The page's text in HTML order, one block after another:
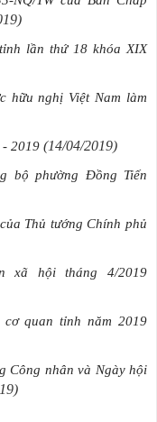
lần thứ 18 khóa XIX
hữu nghị Việt Nam làm
- 2019 (14/04/2019)
bộ phường Đồng Tiến
Thủ tướng Chính phủ
xã hội tháng 4/2019
quan tỉnh năm 2019
Công nhân và Ngày hội